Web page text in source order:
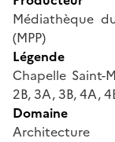
Médiathèque
(MPP)
Légende
Chapelle Saint-
2B, 3A, 3B, 4A,
Domaine
Architecture